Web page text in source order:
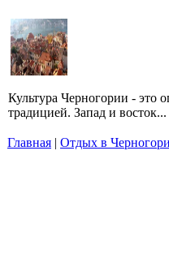
Культура Черногории - это
традицией. Запад и восток...
Главная | Отдых в